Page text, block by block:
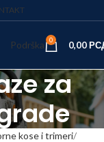
Podrška 0 0,00
za
kose i trimeri